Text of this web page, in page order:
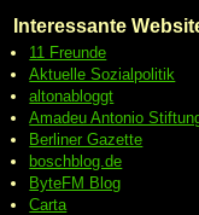
Interessante
11 Freunde
Aktuelle Sozialpolitik
altonabloggt
Amadeu Antonio
Berliner Gazette
boschblog.de
ByteFM Blog
Carta